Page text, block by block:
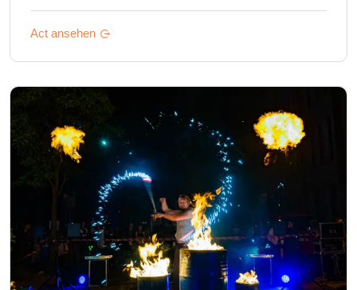
Act ansehen